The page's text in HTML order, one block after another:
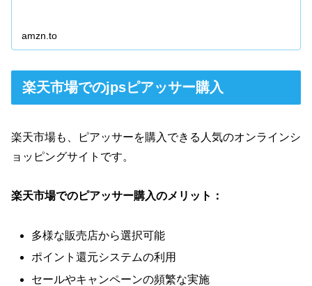
amzn.to
楽天市場でのjpsピアッサー購入
楽天市場も、ピアッサーを購入できる人気のオンラインシ
ョッピングサイトです。
楽天市場でのピアッサー購入のメリット：
多様な販売店から選択可能
ポイント還元システムの利用
セールやキャンペーンの頻繁な実施